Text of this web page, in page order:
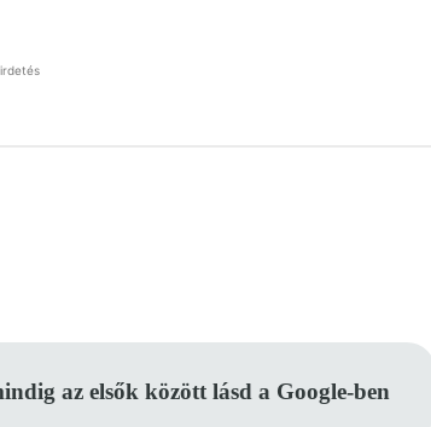
az elsők között lásd a Google-ben